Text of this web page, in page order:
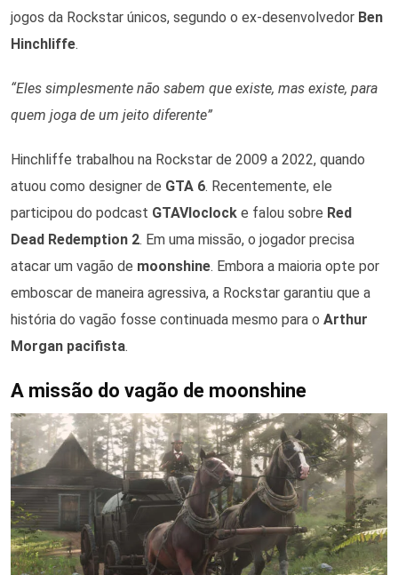
jogos da Rockstar únicos, segundo o ex-desenvolvedor Ben
Hinchliffe.
“Eles simplesmente não sabem que existe, mas existe, para
quem joga de um jeito diferente”
Hinchliffe trabalhou na Rockstar de 2009 a 2022, quando
atuou como designer de GTA 6. Recentemente, ele
participou do podcast GTAVIoclock e falou sobre Red
Dead Redemption 2. Em uma missão, o jogador precisa
atacar um vagão de moonshine. Embora a maioria opte por
emboscar de maneira agressiva, a Rockstar garantiu que a
história do vagão fosse continuada mesmo para o Arthur
Morgan pacifista.
A missão do vagão de moonshine